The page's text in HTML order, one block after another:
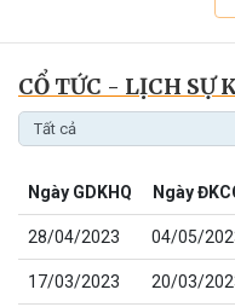
CỔ TỨC - LỊCH SỰ
Ngày GDKHQ Ngày
28/04/2023 04/05/
17/03/2023 20/03/